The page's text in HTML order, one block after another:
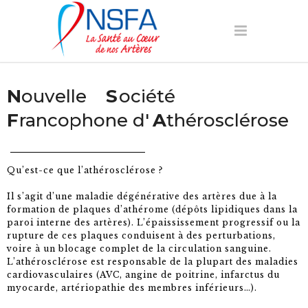
N
F
ouvelle Société
rancophone d'Athérosclérose
Qu’est-ce que l’athérosclérose ?
Il s’agit d’une maladie dégénérative des artères due à la
formation de plaques d’athérome (dépôts lipidiques dans la
paroi interne des artères). L’épaississement progressif ou la
rupture de ces plaques conduisent à des perturbations,
voire à un blocage complet de la circulation sanguine.
L’athérosclérose est responsable de la plupart des maladies
cardiovasculaires (AVC, angine de poitrine, infarctus du
myocarde, artériopathie des membres inférieurs…).